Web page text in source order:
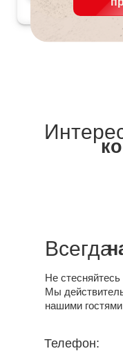
"самураи", и
ожидал. Очень
испортилось
песни все
спасибо
Всегда
Не
Мы
нашими
Телефон: